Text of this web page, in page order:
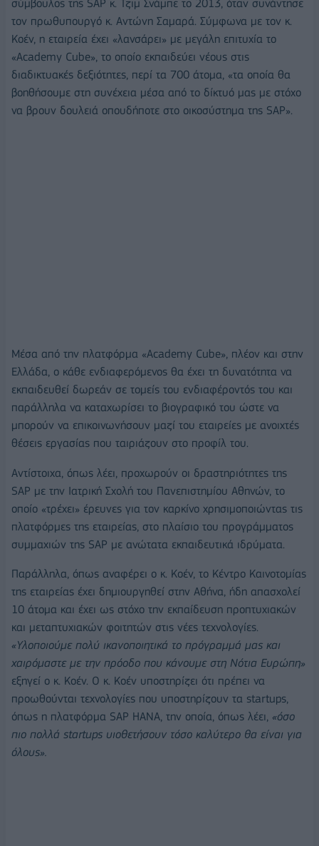
σύμβουλος της SAP κ. Τζιμ Σνάμπε το 2013, όταν συνάντησε
τον πρωθυπουργό κ. Αντώνη Σαμαρά. Σύμφωνα με τον κ.
Κοέν, η εταιρεία έχει «λανσάρει» με μεγάλη επιτυχία το
«Academy Cube», το οποίο εκπαιδεύει νέους στις
διαδικτυακές δεξιότητες, περί τα 700 άτομα, «τα οποία θα
βοηθήσουμε στη συνέχεια μέσα από το δίκτυό μας με στόχο
να βρουν δουλειά οπουδήποτε στο οικοσύστημα της SAP».
Μέσα από την πλατφόρμα «Academy Cube», πλέον και στην
Ελλάδα, ο κάθε ενδιαφερόμενος θα έχει τη δυνατότητα να
εκπαιδευθεί δωρεάν σε τομείς του ενδιαφέροντός του και
παράλληλα να καταχωρίσει το βιογραφικό του ώστε να
μπορούν να επικοινωνήσουν μαζί του εταιρείες με ανοιχτές
θέσεις εργασίας που ταιριάζουν στο προφίλ του.
Αντίστοιχα, όπως λέει, προχωρούν οι δραστηριότητες της
SAP με την Ιατρική Σχολή του Πανεπιστημίου Αθηνών, το
οποίο «τρέχει» έρευνες για τον καρκίνο χρησιμοποιώντας τις
πλατφόρμες της εταιρείας, στο πλαίσιο του προγράμματος
συμμαχιών της SAP με ανώτατα εκπαιδευτικά ιδρύματα.
Παράλληλα, όπως αναφέρει ο κ. Κοέν, το Κέντρο Καινοτομίας
της εταιρείας έχει δημιουργηθεί στην Αθήνα, ήδη απασχολεί
10 άτομα και έχει ως στόχο την εκπαίδευση προπτυχιακών
και μεταπτυχιακών φοιτητών στις νέες τεχνολογίες.
«Υλοποιούμε πολύ ικανοποιητικά το πρόγραμμά μας και
χαιρόμαστε με την πρόοδο που κάνουμε στη Νότια Ευρώπη»
εξηγεί ο κ. Κοέν. Ο κ. Κοέν υποστηρίζει ότι πρέπει να
προωθούνται τεχνολογίες που υποστηρίζουν τα startups,
όπως η πλατφόρμα SAP HANA, την οποία, όπως λέει, «όσο
πιο πολλά startups υιοθετήσουν τόσο καλύτερο θα είναι για
όλους».